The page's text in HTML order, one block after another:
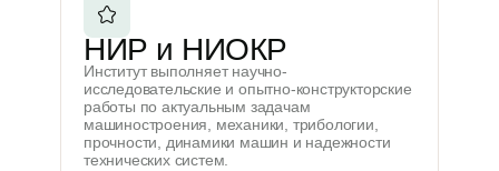
НИР и НИОКР
Институт выполняет научно-
исследовательские и опытно-конструкторские
работы по актуальным задачам
машиностроения, механики, трибологии,
прочности, динамики машин и надежности
технических систем.